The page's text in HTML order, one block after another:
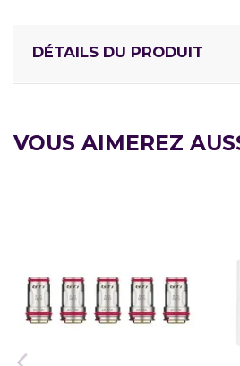
DÉTAILS DU PRODUIT
VOUS AIMEREZ